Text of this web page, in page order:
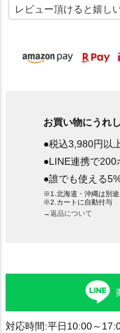
必
須
お買い物にうれ
●税込3,980円以
●LINE連携で200
●誰でも使える
※1.北海道・沖縄は別
※2.カートに自動付与
→返品について
対応時間:平日10:00～